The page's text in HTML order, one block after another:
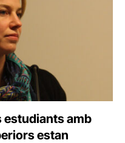
estudiants amb
estan